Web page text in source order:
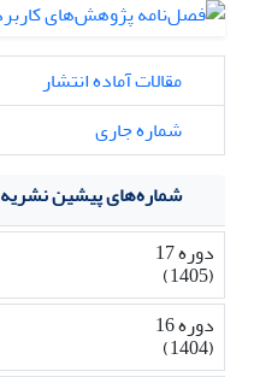
مقالات آماده انتشار
شماره جاری
شماره‌های پیشین نشریه
دوره 17
(1405)
دوره 16
(1404)